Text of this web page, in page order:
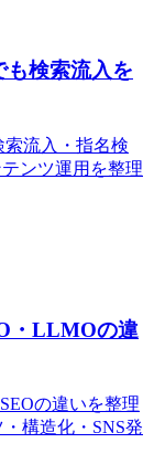
検索流入を
流入・指名検
ンツ運用を整理
・LLMOの違
の違いを整理
構造化・SNS発